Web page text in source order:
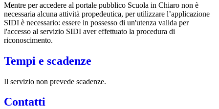
Mentre per accedere al portale pubblico Scuola in Chiaro non è
necessaria alcuna attività propedeutica, per utilizzare l’applicazione
SIDI è necessario: essere in possesso di un'utenza valida per
l'accesso al servizio SIDI aver effettuato la procedura di
riconoscimento.
Tempi e scadenze
Il servizio non prevede scadenze.
Contatti